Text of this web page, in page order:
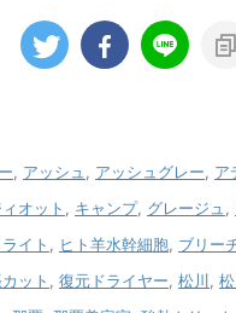
アッシュ アッシュグレー ア
オット キャンプ, グレージュ
イト ヒト羊水幹細胞 ブリー
ット 復元ドライヤー 松川